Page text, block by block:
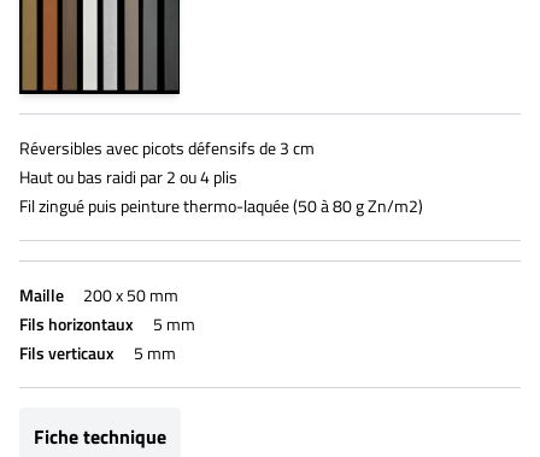
Réversibles avec picots défensifs de 3 cm
Haut ou bas raidi par 2 ou 4 plis
Fil zingué puis peinture thermo-laquée (50 à 80 g Zn/m2)
Maille
200 x 50 mm
Fils horizontaux
5 mm
Fils verticaux
5 mm
Fiche technique